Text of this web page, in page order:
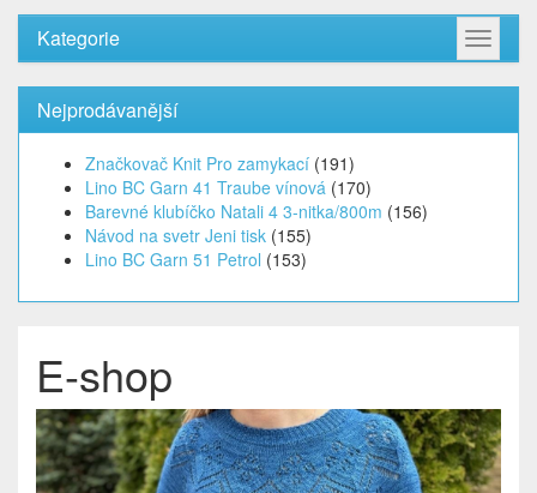
Toggle
Kategorie
Nejprodávanější
Značkovač Knit Pro zamykací (191)
Lino BC Garn 41 Traube vínová (170)
Barevné klubíčko Natali 4 3-nitka/800m (156)
Návod na svetr Jeni tisk (155)
Lino BC Garn 51 Petrol (153)
E-shop